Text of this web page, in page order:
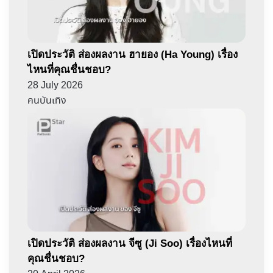
เปิดประวัติ ส่องผลงาน ฮายอง (Ha Young) เรื่อง
ไหนที่คุณชื่นชอบ?
28 July 2026
คนบันเทิง
เปิดประวัติ ส่องผลงาน จีซู (Ji Soo) เรื่องไหนที่
คุณชื่นชอบ?